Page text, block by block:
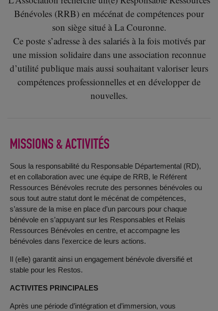
Bénévoles (RRB) en mécénat de compétences pour
son siège situé à La Couronne.
Ce poste s’adresse à des salariés à la fois motivés par
une mission solidaire dans une association reconnue
d’utilité publique mais aussi souhaitant valoriser leurs
compétences professionnelles et en développer de
nouvelles.
MISSIONS & ACTIVITÉS
Sous la responsabilité du Responsable Départemental (RD),
et en collaboration avec une équipe de RRB, le Référent
Ressources Bénévoles recrute des personnes bénévoles ou
sous tout autre statut dont le mécénat de compétences,
s’assure de la mise en place d’un parcours pour chaque
bénévole en s’appuyant sur les Responsables et Relais
Ressources Bénévoles en centre, et accompagne les
bénévoles dans l’exercice de leurs actions.
Il (elle) garantit ainsi un engagement bénévole diversifié et
stable pour les Restos.
ACTIVITES PRINCIPALES
Après une période d’intégration et d’immersion, vous